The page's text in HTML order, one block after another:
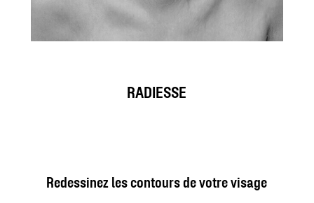
RADIESSE
Redessinez les contours de votre visage